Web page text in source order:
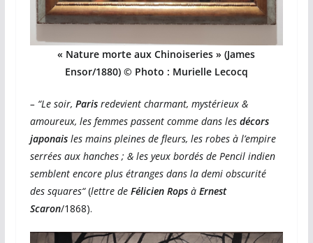
« Nature morte aux Chinoiseries » (James
Ensor/1880) © Photo : Murielle Lecocq
– “Le soir, Parisredevient charmant, mystérieux &
amoureux, les femmes passent comme dans lesdécors
japonaisles mains pleines de fleurs, les robes à l’empire
serrées aux hanches ; & les yeux bordés de Pencil indien
semblent encore plus étranges dans la demi obscurité
des squares“(lettre deFélicien Ropsà Ernest
Scaron/1868).